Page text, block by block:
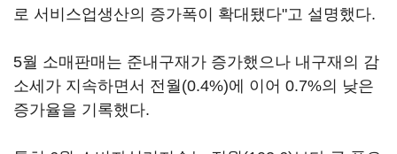
로 서비스업생산의 증가폭이 확대됐다"고 설명했다.
5월 소매판매는 준내구재가 증가했으나 내구재의 감
소세가 지속하면서 전월(0.4%)에 이어 0.7%의 낮은
증가율을 기록했다.